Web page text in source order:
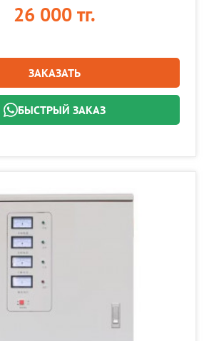
26 000 тг.
ЗАКАЗАТЬ
БЫСТРЫЙ ЗАКАЗ